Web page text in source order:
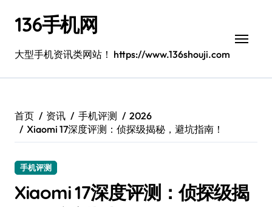
136手机网
大型手机资讯类网站！ https://www.136shouji.com
首页 资讯 手机评测
2026
Xiaomi 17深度评测：侦探级揭秘，避坑指南！
手机评测
Xiaomi 17深度评测：侦探级揭